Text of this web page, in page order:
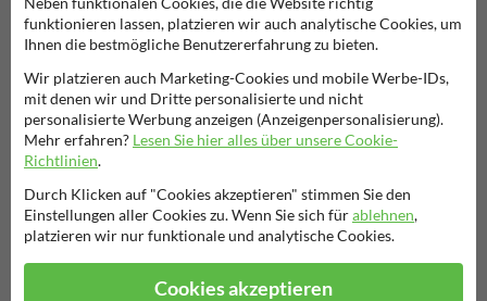
Rohrschellen verstellbar Rohrschellen standard
Befestigungsmaterial
Stellen Sie Ihre Frage an NachbarschaftsschutzSchild.de
Name*
funktionieren lassen, platzieren wir auch analytische Cookies, um
Ihnen die bestmögliche Benutzererfahrung zu bieten.
Wir platzieren auch Marketing-Cookies und mobile Werbe-IDs,
mit denen wir und Dritte personalisierte und nicht
personalisierte Werbung anzeigen (Anzeigenpersonalisierung).
Mehr erfahren? Lesen Sie hier alles über unsere Cookie-
Richtlinien.
Durch Klicken auf "Cookies akzeptieren" stimmen Sie den
Einstellungen aller Cookies zu. Wenn Sie sich fürablehnen,
platzieren wir nur funktionale und analytische Cookies.
Cookies akzeptieren